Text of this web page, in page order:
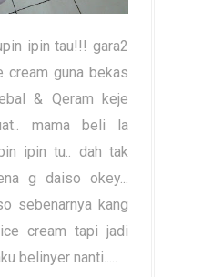
ipin tau!!! gara2
cream guna bekas
& Qeram keje
mama beli la
ipin tu.. dah tak
g daiso okey...
sebenarnya kang
cream tapi jadi
belinyer nanti.....